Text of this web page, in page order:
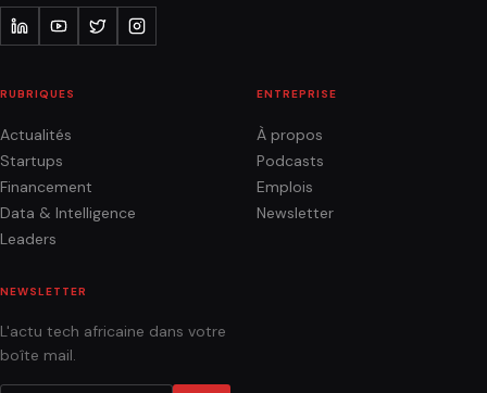
RUBRIQUES
Actualités
Startups
Financement
Data & Intelligence
Leaders
ENTREPRISE
À propos
Podcasts
Emplois
Newsletter
NEWSLETTER
L'actu tech africaine dans votre
boîte mail.